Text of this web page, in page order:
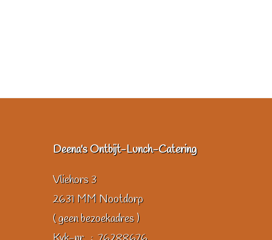
Deena's Ontbijt-Lunch-Catering
Vliehors 3
2631 MM Nootdorp
( geen bezoekadres )